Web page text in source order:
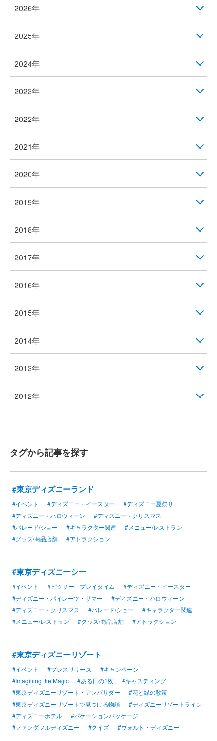
2026年
2025年
2024年
2023年
2022年
2021年
2020年
2019年
2018年
2017年
2016年
2015年
2014年
2013年
2012年
タグから記事を探す
#東京ディズニーランド
#イベント #ディズニー・イースター
#ディズニー夏祭り
#ディズニー・ハロウィーン
#ディズニー・クリスマス
#パレード/ショー
#キャラクター関連
#メニュー/レストラン
#グッズ/商品店舗
#アトラクション
#東京ディズニーシー
#イベント #ピクサー・プレイタイム
#ディズニー・イースター
#ディズニー・パイレーツ・サマー
#ディズニー・ハロウィーン
#ディズニー・クリスマス
#パレード/ショー
#キャラクター関連
#メニュー/レストラン
#グッズ/商品店舗 #アトラクション
#東京ディズニーリゾート
#イベント #プレスリリース
#キャンペーン
#Imagining the Magic
#ある日の1枚
#キャスティング
#東京ディズニーリゾート・アンバサダー
#花と緑の散策
#東京ディズニーリゾートで見つける物語
#ディズニーリゾートライン
#ディズニーホテル
#バケーションパッケージ
#ファンダフルディズニー
#クイズ #ウォルト・ディズニー